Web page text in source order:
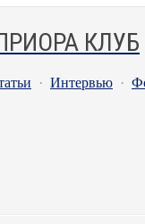
КЛУБ
· Интервью ·